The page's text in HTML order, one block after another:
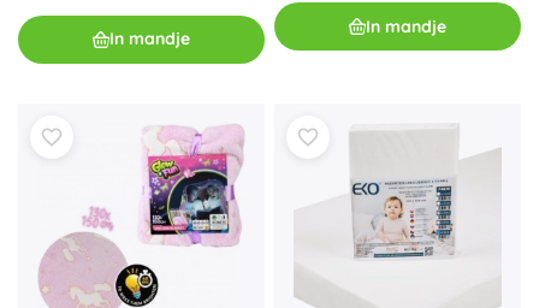
In mandje
In mandje